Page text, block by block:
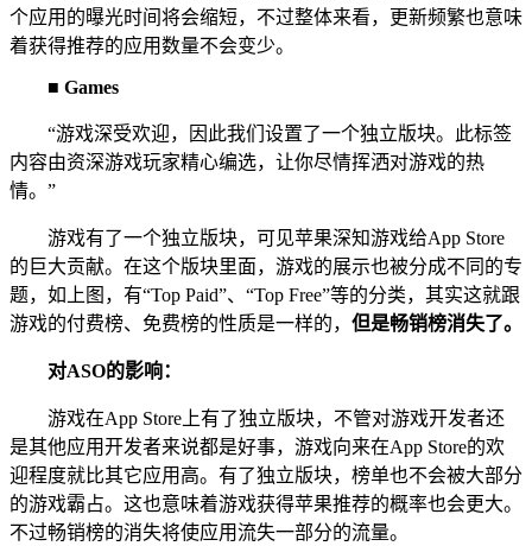
个应用的曝光时间将会缩短，不过整体来看，更新频繁也意味
着获得推荐的应用数量不会变少。
■ Games
“游戏深受欢迎，因此我们设置了一个独立版块。此标签
内容由资深游戏玩家精心编选，让你尽情挥洒对游戏的热
情。”
游戏有了一个独立版块，可见苹果深知游戏给App Store
的巨大贡献。在这个版块里面，游戏的展示也被分成不同的专
题，如上图，有“Top Paid”、“Top Free”等的分类，其实这就跟
游戏的付费榜、免费榜的性质是一样的， 但是畅销榜消失了。
对ASO的影响：
游戏在App Store上有了独立版块，不管对游戏开发者还
是其他应用开发者来说都是好事，游戏向来在App Store的欢
迎程度就比其它应用高。有了独立版块，榜单也不会被大部分
的游戏霸占。这也意味着游戏获得苹果推荐的概率也会更大。
不过畅销榜的消失将使应用流失一部分的流量。